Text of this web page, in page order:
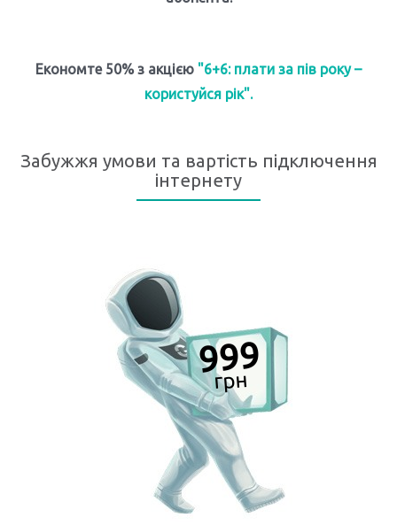
Економте 50% з акцією "6+6: плати за пів року –
користуйся рік".
Забужжя умови та вартість підключення
інтернету
999